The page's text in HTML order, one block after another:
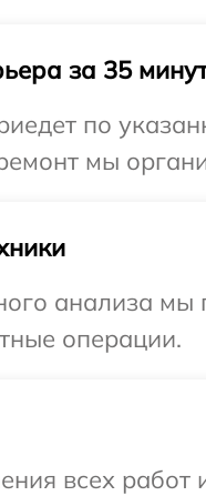
за 35
по
мы
анализа мы
операции.
всех